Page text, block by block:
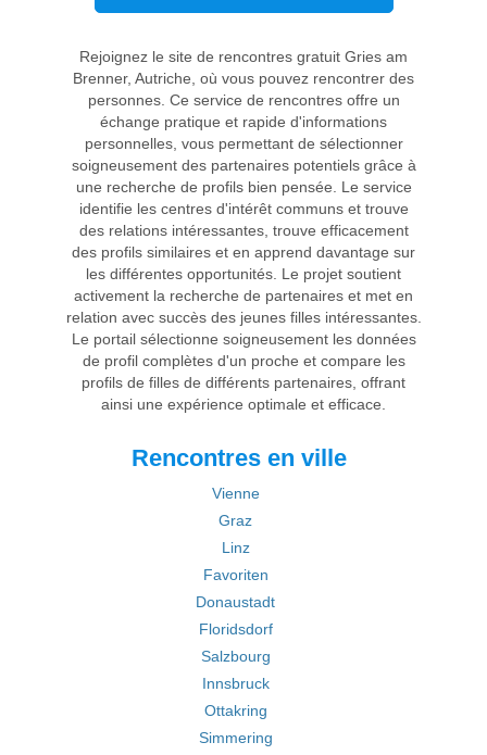
Rejoignez le site de rencontres gratuit Gries am
Brenner, Autriche, où vous pouvez rencontrer des
personnes. Ce service de rencontres offre un
échange pratique et rapide d'informations
personnelles, vous permettant de sélectionner
soigneusement des partenaires potentiels grâce à
une recherche de profils bien pensée. Le service
identifie les centres d'intérêt communs et trouve
des relations intéressantes, trouve efficacement
des profils similaires et en apprend davantage sur
les différentes opportunités. Le projet soutient
activement la recherche de partenaires et met en
relation avec succès des jeunes filles intéressantes.
Le portail sélectionne soigneusement les données
de profil complètes d'un proche et compare les
profils de filles de différents partenaires, offrant
ainsi une expérience optimale et efficace.
Rencontres en ville
Vienne
Graz
Linz
Favoriten
Donaustadt
Floridsdorf
Salzbourg
Innsbruck
Ottakring
Simmering